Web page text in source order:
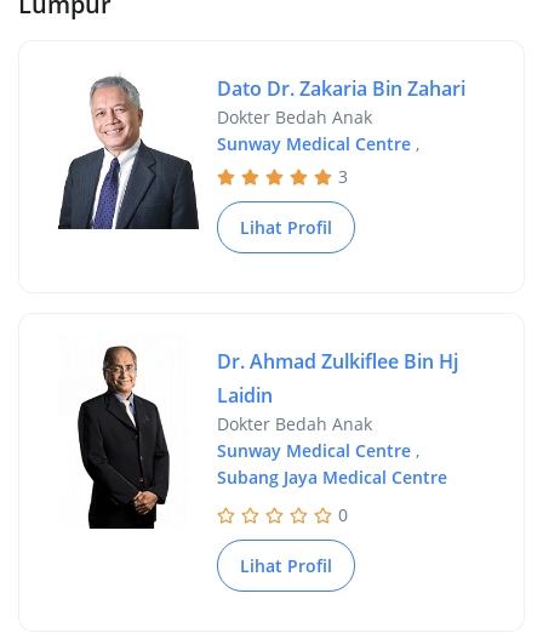
Dato Dr. Zakaria Bin Zahari
Dokter Bedah Anak
Sunway Medical Centre,
3
Lihat Profil
Dr. Ahmad Zulkiflee Bin Hj
Laidin
Dokter Bedah Anak
Sunway Medical Centre,
Subang Jaya Medical Centre
0
Lihat Profil